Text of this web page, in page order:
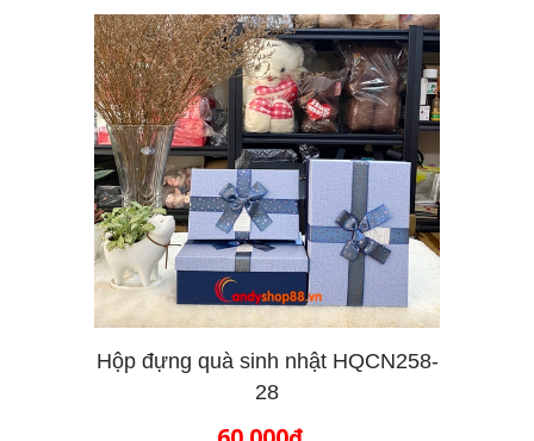
Hộp đựng quà sinh nhật HQCN258-
28